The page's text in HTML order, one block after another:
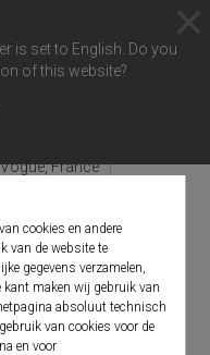
cookies en andere
van de website te
gegevens verzamelen,
kant maken wij gebruik van
absoluut technisch
van cookies voor de
en voor
is set to English. Do you
of this website?
Vogüé, France
des